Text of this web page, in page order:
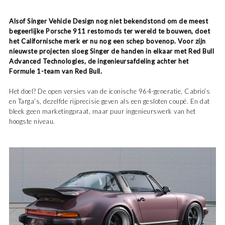
Alsof Singer Vehicle Design nog niet bekendstond om de meest
begeerlijke Porsche 911 restomods ter wereld te bouwen, doet
het Californische merk er nu nog een schep bovenop. Voor zijn
nieuwste projecten sloeg Singer de handen in elkaar met Red Bull
Advanced Technologies, de ingenieursafdeling achter het
Formule 1-team van Red Bull.
Het doel? De open versies van de iconische 964-generatie, Cabrio’s
en Targa’s, dezelfde rijprecisie geven als een gesloten coupé. En dat
bleek geen marketingpraat, maar puur ingenieurswerk van het
hoogste niveau.